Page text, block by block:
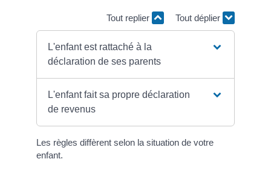
Tout replier Tout déplier
L'enfant est rattaché à la
déclaration de ses parents
L'enfant fait sa propre déclaration
de revenus
Les règles diffèrent selon la situation de votre
enfant.